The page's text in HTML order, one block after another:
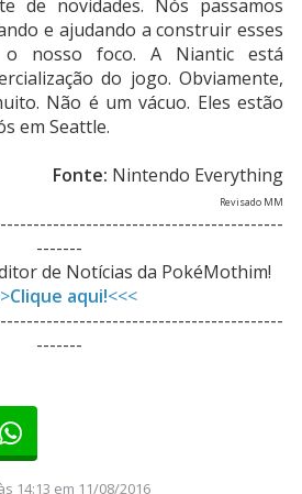
de novidades. Nós passamos
e ajudando a construir esses
o nosso foco. A Niantic está
do jogo. Obviamente,
Não é um vácuo. Eles estão
em Seattle.
Fonte: Nintendo Everything
Revisado MM
-------
de Notícias da PokéMothim!
Clique aqui!<<<
-------
14:13 em 11/08/2016